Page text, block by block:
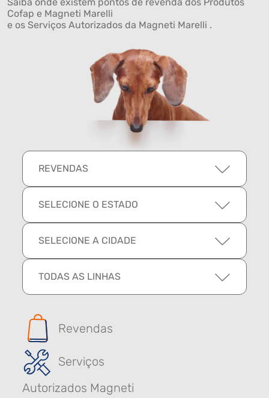
Saiba onde existem pontos de revenda dos Produtos
Cofap e Magneti Marelli
e os Serviços Autorizados da Magneti Marelli .
REVENDAS
SELECIONE O ESTADO
SELECIONE A CIDADE
TODAS AS LINHAS
Revendas
Serviços
Autorizados Magneti